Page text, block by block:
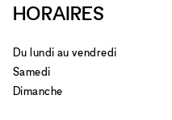
HORAIRES
Du lundi au vendredi
Samedi
Dimanche